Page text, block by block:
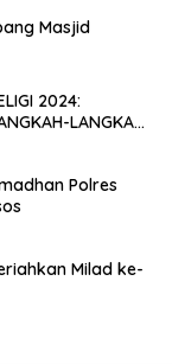
Masjid
2024:
LANGKAH
Polres
Milad ke-